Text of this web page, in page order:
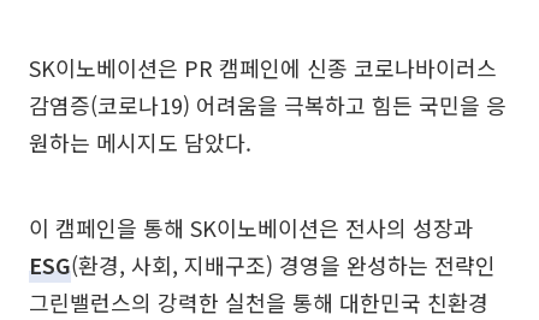
SK이노베이션은 PR 캠페인에 신종 코로나바이러스
감염증(코로나19) 어려움을 극복하고 힘든 국민을 응
원하는 메시지도 담았다.
이 캠페인을 통해 SK이노베이션은 전사의 성장과
ESG(환경, 사회, 지배구조) 경영을 완성하는 전략인
그린밸런스의 강력한 실천을 통해 대한민국 친환경